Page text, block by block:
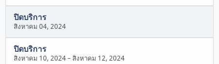
ปิดบริการ
สิงหาคม 04, 2024
ปิดบริการ
สิงหาคม 10, 2024– สิงหาคม 12, 2024